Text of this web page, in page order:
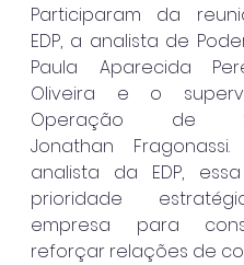
Participaram da
EDP, a analista de
Paula Aparecida
Oliveira e o
Operação de
Jonathan
analista da EDP,
prioridade
empresa para
reforçar relações de